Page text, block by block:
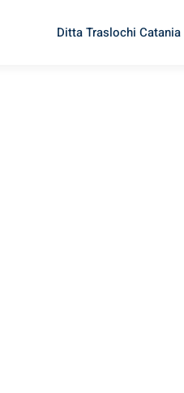
Ditta Traslochi Catania